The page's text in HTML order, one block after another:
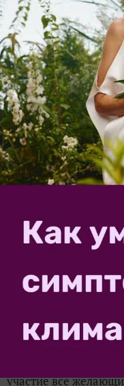
здесь совершенно
попробовать
видео. И Вы знаете,
Понравилось, что
дачному...
Tangeya 10 сентября
Оставьте свой
кротов! 15
Борьбу с кротами
передвижения под
множество ходов,
Tangeya 11 августа
компанией
участие все